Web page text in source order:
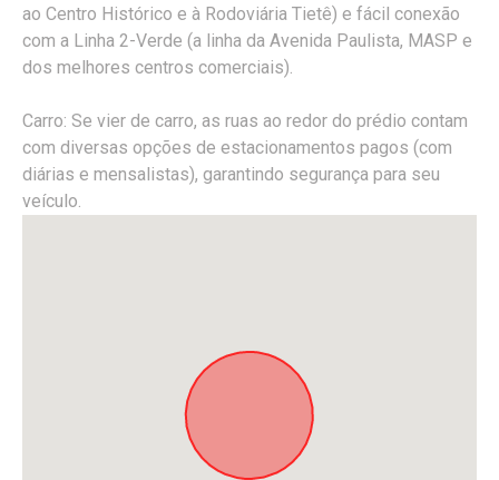
ao Centro Histórico e à Rodoviária Tietê) e fácil conexão
com a Linha 2-Verde (a linha da Avenida Paulista, MASP e
dos melhores centros comerciais).
Carro: Se vier de carro, as ruas ao redor do prédio contam
com diversas opções de estacionamentos pagos (com
diárias e mensalistas), garantindo segurança para seu
veículo.